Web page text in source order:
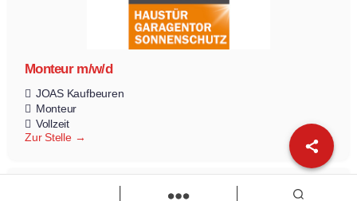
Monteur m/w/d
JOAS Kaufbeuren
Monteur
Vollzeit
Zur Stelle
Load more